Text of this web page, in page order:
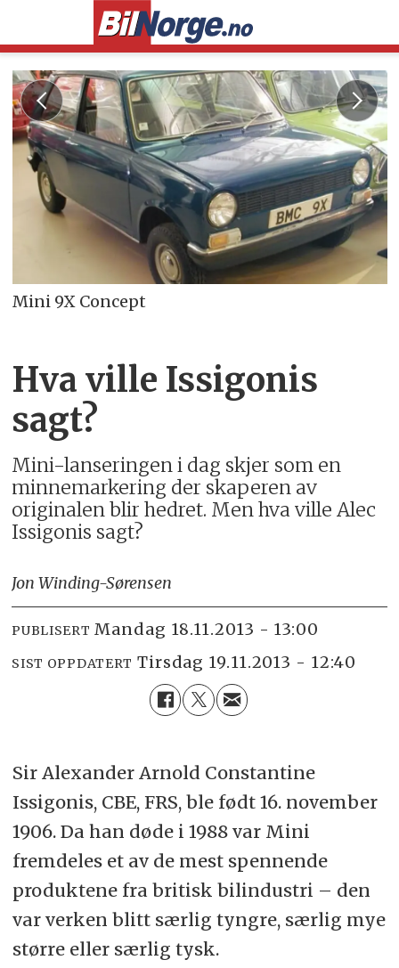
Mini 9X Concept
Hva ville Issigonis
sagt?
Mini-lanseringen i dag skjer som en
minnemarkering der skaperen av
originalen blir hedret. Men hva ville Alec
Issigonis sagt?
Jon Winding-Sørensen
PUBLISERT mandag 18.11.2013 - 13:00
SIST OPPDATERT tirsdag 19.11.2013 - 12:40
Sir Alexander Arnold Constantine
Issigonis, CBE, FRS, ble født 16. november
1906. Da han døde i 1988 var Mini
fremdeles et av de mest spennende
produktene fra britisk bilindustri – den
var verken blitt særlig tyngre, særlig mye
større eller særlig tysk.